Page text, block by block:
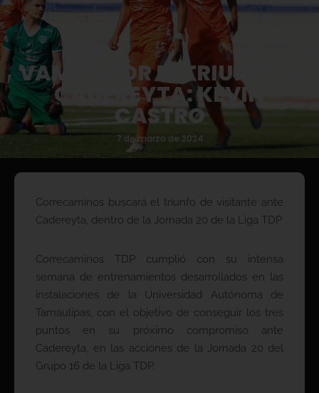
VAMOS POR EL TRIUNFO A
CADEREYTA: KEVIN
CASTRO
7 de marzo de 2024
Correcaminos buscará el triunfo de visitante ante
Cadereyta, dentro de la Jornada 20 de la Liga TDP
Correcaminos TDP cumplió con su intensa
semana de entrenamientos desarrollados en las
instalaciones de la Universidad Autónoma de
Tamaulipas, con el objetivo de conseguir los tres
puntos en su próximo compromiso ante
Cadereyta, en las acciones de la Jornada 20 del
Grupo 16 de la Liga TDP.